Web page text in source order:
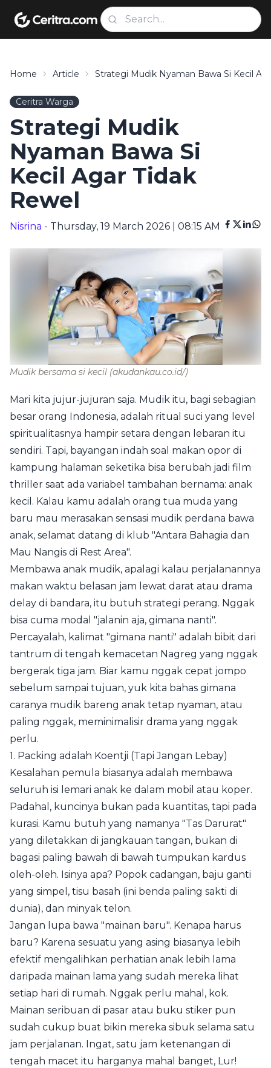
Home Article Strategi Mudik Nyaman Bawa Si Kecil
Ceritra Warga
Strategi Mudik
Nyaman Bawa Si
Kecil Agar Tidak
Rewel
Nisrina - Thursday, 19 March 2026 | 08:15 AM
Mudik bersama si kecil (akudankau.co.id/)
Mari kita jujur-jujuran saja. Mudik itu, bagi sebagian
besar orang Indonesia, adalah ritual suci yang level
spiritualitasnya hampir setara dengan lebaran itu
sendiri. Tapi, bayangan indah soal makan opor di
kampung halaman seketika bisa berubah jadi film
thriller saat ada variabel tambahan bernama: anak
kecil. Kalau kamu adalah orang tua muda yang
baru mau merasakan sensasi mudik perdana bawa
anak, selamat datang di klub "Antara Bahagia dan
Mau Nangis di Rest Area".
Membawa anak mudik, apalagi kalau perjalanannya
makan waktu belasan jam lewat darat atau drama
delay di bandara, itu butuh strategi perang. Nggak
bisa cuma modal "jalanin aja, gimana nanti".
Percayalah, kalimat "gimana nanti" adalah bibit dari
tantrum di tengah kemacetan Nagreg yang nggak
bergerak tiga jam. Biar kamu nggak cepat jompo
sebelum sampai tujuan, yuk kita bahas gimana
caranya mudik bareng anak tetap nyaman, atau
paling nggak, meminimalisir drama yang nggak
perlu.
1. Packing adalah Koentji (Tapi Jangan Lebay)
Kesalahan pemula biasanya adalah membawa
seluruh isi lemari anak ke dalam mobil atau koper.
Padahal, kuncinya bukan pada kuantitas, tapi pada
kurasi. Kamu butuh yang namanya "Tas Darurat"
yang diletakkan di jangkauan tangan, bukan di
bagasi paling bawah di bawah tumpukan kardus
oleh-oleh. Isinya apa? Popok cadangan, baju ganti
yang simpel, tisu basah (ini benda paling sakti di
dunia), dan minyak telon.
Jangan lupa bawa "mainan baru". Kenapa harus
baru? Karena sesuatu yang asing biasanya lebih
efektif mengalihkan perhatian anak lebih lama
daripada mainan lama yang sudah mereka lihat
setiap hari di rumah. Nggak perlu mahal, kok.
Mainan seribuan di pasar atau buku stiker pun
sudah cukup buat bikin mereka sibuk selama satu
jam perjalanan. Ingat, satu jam ketenangan di
tengah macet itu harganya mahal banget, Lur!